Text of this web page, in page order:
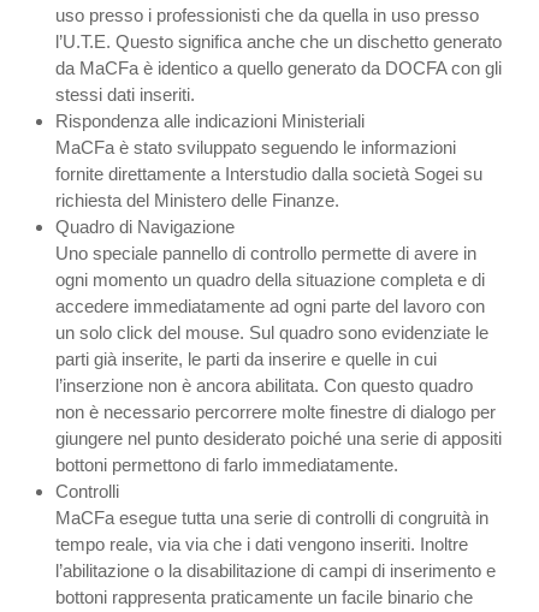
uso presso i professionisti che da quella in uso presso
l’U.T.E. Questo significa anche che un dischetto generato
da MaCFa è identico a quello generato da DOCFA con gli
stessi dati inseriti.
Rispondenza alle indicazioni Ministeriali
MaCFa è stato sviluppato seguendo le informazioni
fornite direttamente a Interstudio dalla società Sogei su
richiesta del Ministero delle Finanze.
Quadro di Navigazione
Uno speciale pannello di controllo permette di avere in
ogni momento un quadro della situazione completa e di
accedere immediatamente ad ogni parte del lavoro con
un solo click del mouse. Sul quadro sono evidenziate le
parti già inserite, le parti da inserire e quelle in cui
l’inserzione non è ancora abilitata. Con questo quadro
non è necessario percorrere molte finestre di dialogo per
giungere nel punto desiderato poiché una serie di appositi
bottoni permettono di farlo immediatamente.
Controlli
MaCFa esegue tutta una serie di controlli di congruità in
tempo reale, via via che i dati vengono inseriti. Inoltre
l’abilitazione o la disabilitazione di campi di inserimento e
bottoni rappresenta praticamente un facile binario che